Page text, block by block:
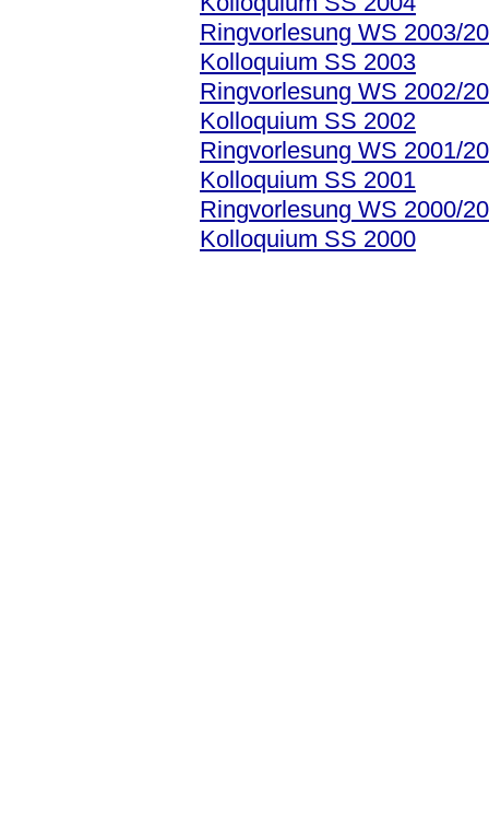
Ringvorlesung WS 2003/
Kolloquium SS 2003
Ringvorlesung WS 2002/
Kolloquium SS 2002
Ringvorlesung WS 2001/
Kolloquium SS 2001
Ringvorlesung WS 2000/
Kolloquium SS 2000